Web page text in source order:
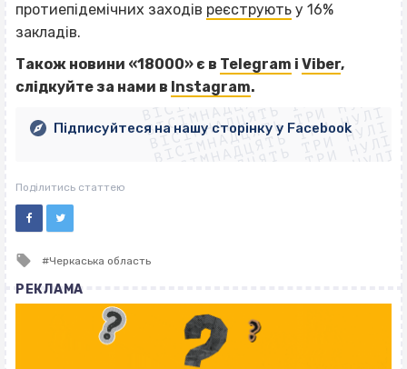
протиепідемічних заходів реєструють у 16%
закладів.
Також новини «18000» є в Telegram і Viber,
слідкуйте за нами в Instagram.
ВІСІМНАДЦЯТЬ ТРИ НУЛІ
ВІСІМНАДЦЯТЬ ТРИ НУЛІ
ВІСІМНАДЦЯТЬ ТРИ НУЛІ
ВІСІМНАДЦЯТЬ ТРИ НУЛІ
ВІСІМНАДЦЯТЬ ТРИ НУЛІ
ВІСІМНАДЦЯТЬ ТРИ НУЛІ
ВІСІМНАДЦЯТЬ ТРИ НУЛІ
ВІСІМНАДЦЯТЬ ТРИ НУЛІ
Підписуйтеся на нашу сторінку у Facebook
Поділитись статтею
Tagged
Черкаська область
РЕКЛАМА